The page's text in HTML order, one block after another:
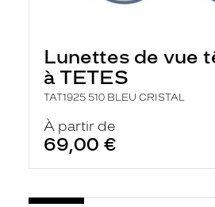
Lunettes de vue
à TETES
TAT1925 510 BLEU CRISTAL
À partir de
69,00 €